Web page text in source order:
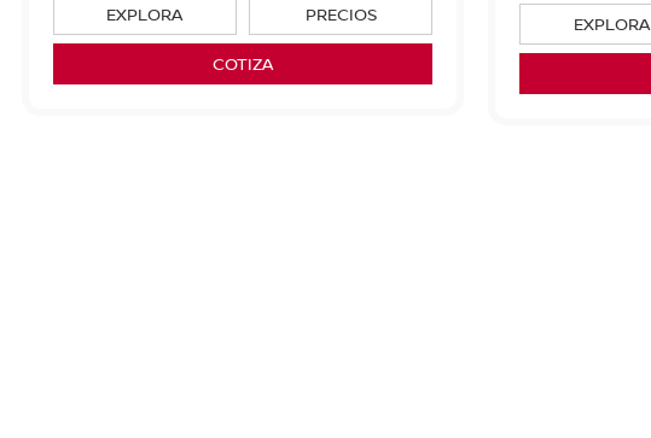
EXPLORA PRECIOS
COTIZA
EXPLORA